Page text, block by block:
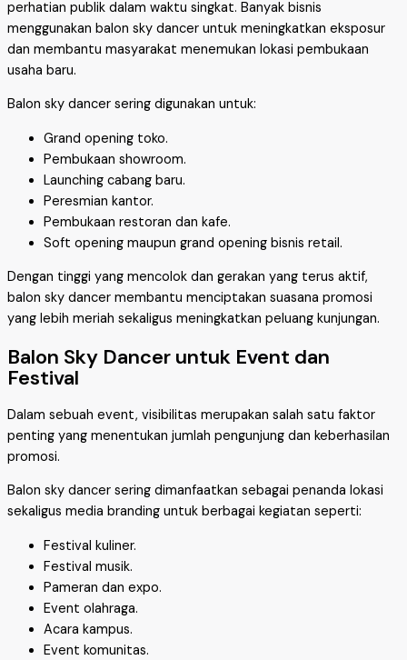
perhatian publik dalam waktu singkat. Banyak bisnis
menggunakan balon sky dancer untuk meningkatkan eksposur
dan membantu masyarakat menemukan lokasi pembukaan
usaha baru.
Balon sky dancer sering digunakan untuk:
Grand opening toko.
Pembukaan showroom.
Launching cabang baru.
Peresmian kantor.
Pembukaan restoran dan kafe.
Soft opening maupun grand opening bisnis retail.
Dengan tinggi yang mencolok dan gerakan yang terus aktif,
balon sky dancer membantu menciptakan suasana promosi
yang lebih meriah sekaligus meningkatkan peluang kunjungan.
Balon Sky Dancer untuk Event dan
Festival
Dalam sebuah event, visibilitas merupakan salah satu faktor
penting yang menentukan jumlah pengunjung dan keberhasilan
promosi.
Balon sky dancer sering dimanfaatkan sebagai penanda lokasi
sekaligus media branding untuk berbagai kegiatan seperti:
Festival kuliner.
Festival musik.
Pameran dan expo.
Event olahraga.
Acara kampus.
Event komunitas.